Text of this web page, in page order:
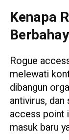
Kenapa
Rogue
melewati
dibangun
antivirus,
access point
masuk baru